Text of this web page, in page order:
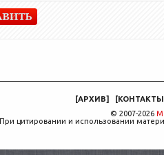
[АРХИВ] [КОНТАКТЫ
© 2007-2026
При цитировании и использовании